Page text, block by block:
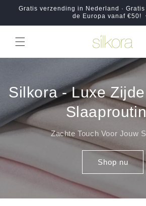
naar de
Gratis verzending in Nederland ·
de Europa vanaf €50!
Silkora - Luxe
Zachte Touch Voor Jouw
Shop nu